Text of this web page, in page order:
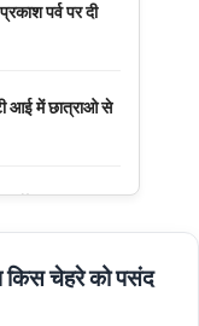
पर्व पर दी
आई में छात्राओ से
डॉ. एम.एस.
पर किया नमन
चेहरे को पसंद